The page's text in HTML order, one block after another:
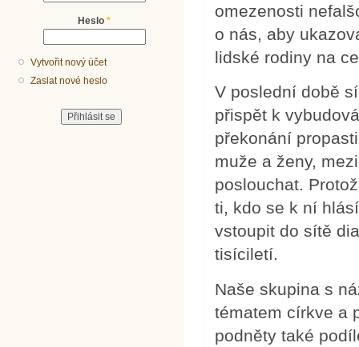
Heslo *
Vytvořit nový účet
Zaslat nové heslo
omezenosti
o nás, aby
lidské rodiny na
V poslední době
přispět k
překonání
muže a ženy,
poslouchat.
ti, kdo se k ní
vstoupit do sítě
tisíciletí.
Naše skupina s
tématem církve a
podněty také